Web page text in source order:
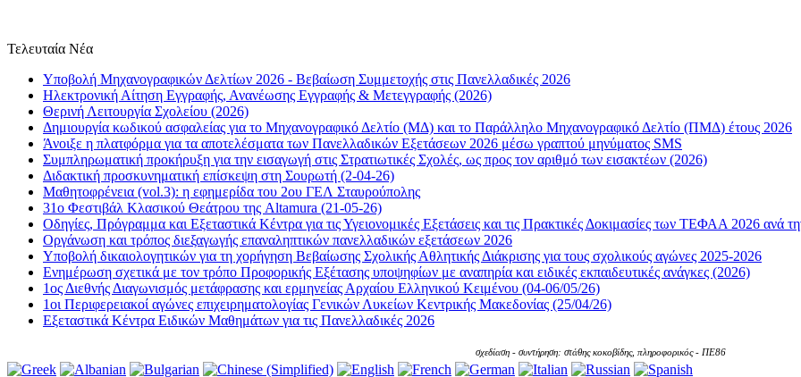
Τελευταία Νέα
Υποβολή Μηχανογραφικών Δελτίων 2026 - Βεβαίωση Συμμετοχής στις Πανελλαδικές 2026
Ηλεκτρονική Αίτηση Εγγραφής, Ανανέωσης Εγγραφής & Μετεγγραφής (2026)
Θερινή Λειτουργία Σχολείου (2026)
Δημιουργία κωδικού ασφαλείας για το Μηχανογραφικό Δελτίο (ΜΔ) και το Παράλληλο Μηχανογραφικό Δελτίο (ΠΜΔ) έτους 2026
Άνοιξε η πλατφόρμα για τα αποτελέσματα των Πανελλαδικών Εξετάσεων 2026 μέσω γραπτού μηνύματος SMS
Συμπληρωματική προκήρυξη για την εισαγωγή στις Στρατιωτικές Σχολές, ως προς τον αριθμό των εισακτέων (2026)
Διδακτική προσκυνηματική επίσκεψη στη Σουρωτή (2-04-26)
Μαθητοφρένεια (vol.3): η εφημερίδα του 2ου ΓΕΛ Σταυρούπολης
31ο Φεστιβάλ Κλασικού Θεάτρου της Altamura (21-05-26)
Οδηγίες, Πρόγραμμα και Εξεταστικά Κέντρα για τις Υγειονομικές Εξετάσεις και τις Πρακτικές Δοκιμασίες των ΤΕΦΑΑ 2026 ανά
Οργάνωση και τρόπος διεξαγωγής επαναληπτικών πανελλαδικών εξετάσεων 2026
Υποβολή δικαιολογητικών για τη χορήγηση Βεβαίωσης Σχολικής Αθλητικής Διάκρισης για τους σχολικούς αγώνες 2025-2026
Ενημέρωση σχετικά με τον τρόπο Προφορικής Εξέτασης υποψηφίων με αναπηρία και ειδικές εκπαιδευτικές ανάγκες (2026)
1ος Διεθνής Διαγωνισμός μετάφρασης και ερμηνείας Αρχαίου Ελληνικού Κειμένου (04-06/05/26)
1οι Περιφερειακοί αγώνες επιχειρηματολογίας Γενικών Λυκείων Κεντρικής Μακεδονίας (25/04/26)
Εξεταστικά Κέντρα Ειδικών Μαθημάτων για τις Πανελλαδικές 2026
σχεδίαση - συντήρηση: στάθης κοκοβίδης, πληροφορικός - ΠΕ86